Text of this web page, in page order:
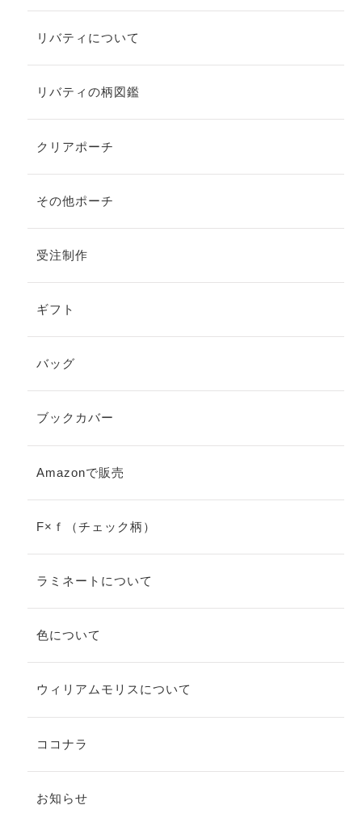
リバティについて
リバティの柄図鑑
クリアポーチ
その他ポーチ
受注制作
ギフト
バッグ
ブックカバー
Amazonで販売
F×ｆ（チェック柄）
ラミネートについて
色について
ウィリアムモリスについて
ココナラ
お知らせ